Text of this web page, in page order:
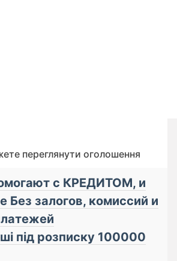
переглянути оголошення
с КРЕДИТОМ, и
Бeз зaлoгoв, кoмиссий и
під розписку 100000